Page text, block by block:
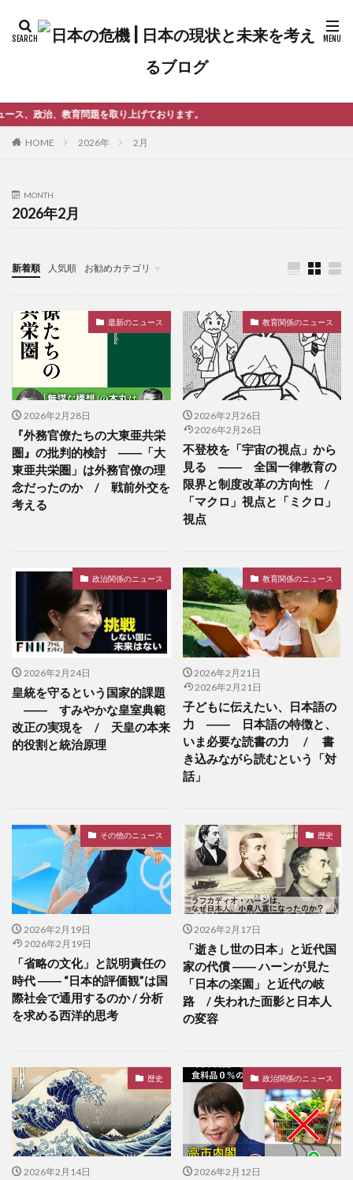
を取り上げております。
HOME 2026年 2月
MONTH
2026年2月
新着順 人気順 お勧めカテゴリ
未分類
最新のニュース
2026年2月28日
『外務官僚たちの大東亜共栄
圏』の批判的検討 ――「大
東亜共栄圏」は外務官僚の理
念だったのか / 戦前外交を
考える
教育関係のニュース
2026年2月26日
2026年2月26日
不登校を「宇宙の視点」から
見る ―― 全国一律教育の
限界と制度改革の方向性 /
「マクロ」視点と「ミクロ」
視点
政治関係のニュース
2026年2月24日
皇統を守るという国家的課題
―― すみやかな皇室典範
改正の実現を / 天皇の本来
的役割と統治原理
教育関係のニュース
2026年2月21日
2026年2月21日
子どもに伝えたい、日本語の
力 ―― 日本語の特徴と、
いま必要な読書の力 / 書
き込みながら読むという「対
話」
その他のニュース
2026年2月19日
2026年2月19日
「省略の文化」と説明責任の
時代 ―― “日本的評価観”は国
際社会で通用するのか / 分析
を求める西洋的思考
歴史
2026年2月17日
「逝きし世の日本」と近代国
家の代償 ―― ハーンが見た
「日本の楽園」と近代の岐
路 / 失われた面影と日本人
の変容
歴史
2026年2月14日
政治関係のニュース
2026年2月12日